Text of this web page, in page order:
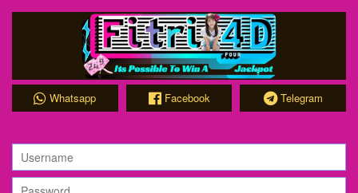
Whatsapp Facebook Telegram